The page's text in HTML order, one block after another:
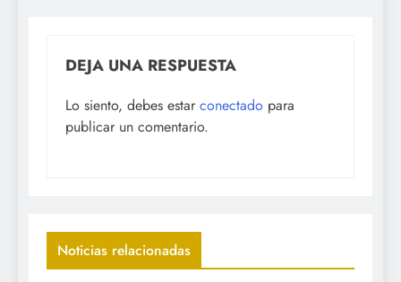
DEJA UNA RESPUESTA
Lo siento, debes estar conectado para
publicar un comentario.
Noticias relacionadas